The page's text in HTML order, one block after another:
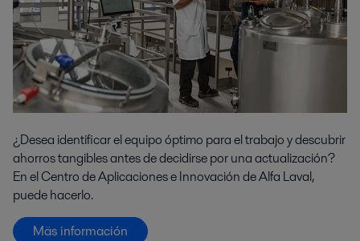
¿Desea identificar el equipo óptimo para el trabajo y descubrir
ahorros tangibles antes de decidirse por una actualización?
En el Centro de Aplicaciones e Innovación de Alfa Laval,
puede hacerlo.
Mäs información